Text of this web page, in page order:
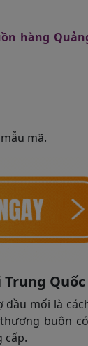
hàng
mã.
Quốc
mối là
buôn
cấp.